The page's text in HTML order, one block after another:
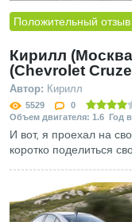
Положительный отзыв
Кирилл
(Chevrolet
Автор: Кирилл
5529 0
Объем двигателя: 1.6 Год
И вот, я проехал на
коротко поделиться